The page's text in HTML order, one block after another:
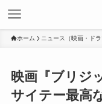
ホーム ニュース（映画・ドラ
映画『ブリジ
サイテー最高